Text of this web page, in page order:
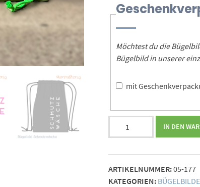
Möchtest du die
Bügelbild in unserer
mit
Schmutzwäsche
IN DEN
ARTIKELNUMMER:05-177
KATEGORIEN: